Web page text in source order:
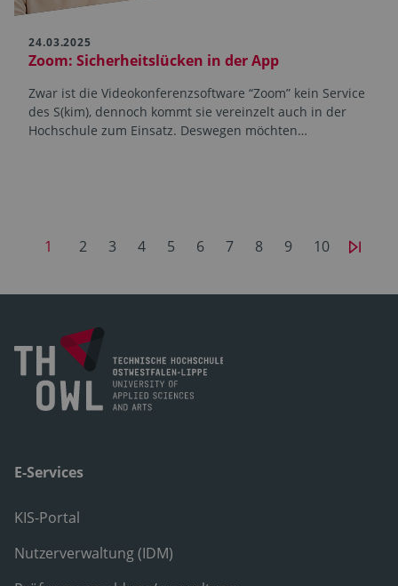
24.03.2025
Zoom: Sicherheitslücken in der App
Zwar ist die Videokonferenzsoftware “Zoom” kein Service
des S(kim), dennoch kommt sie vereinzelt auch in der
Hochschule zum Einsatz. Deswegen möchten…
1 2 3 4 5 6 7 8 9 10
E-Services
KIS-Portal
Nutzerverwaltung (IDM)